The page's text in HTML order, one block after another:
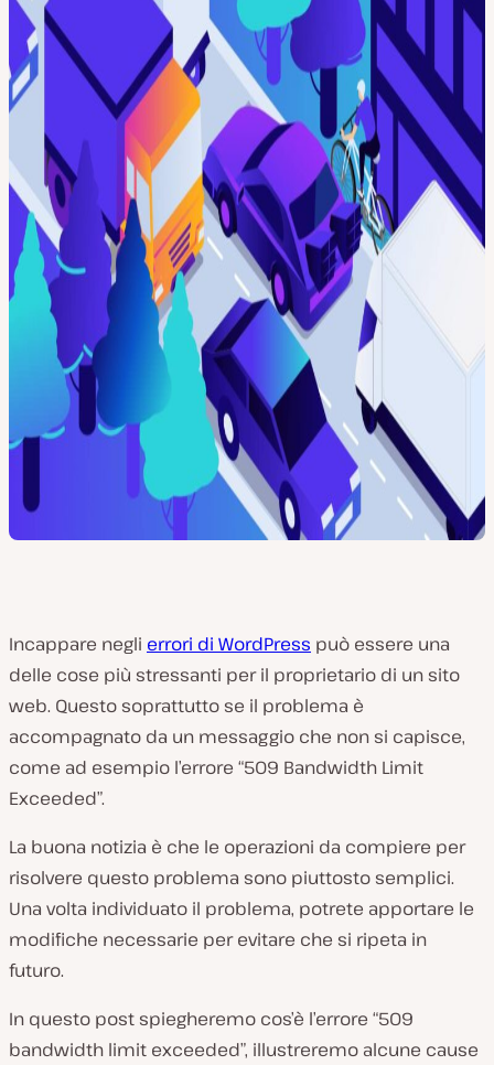
Incappare negli errori di WordPress può essere una
delle cose più stressanti per il proprietario di un sito
web. Questo soprattutto se il problema è
accompagnato da un messaggio che non si capisce,
come ad esempio l’errore “509 Bandwidth Limit
Exceeded”.
La buona notizia è che le operazioni da compiere per
risolvere questo problema sono piuttosto semplici.
Una volta individuato il problema, potrete apportare le
modifiche necessarie per evitare che si ripeta in
futuro.
In questo post spiegheremo cos’è l’errore “509
bandwidth limit exceeded”, illustreremo alcune cause